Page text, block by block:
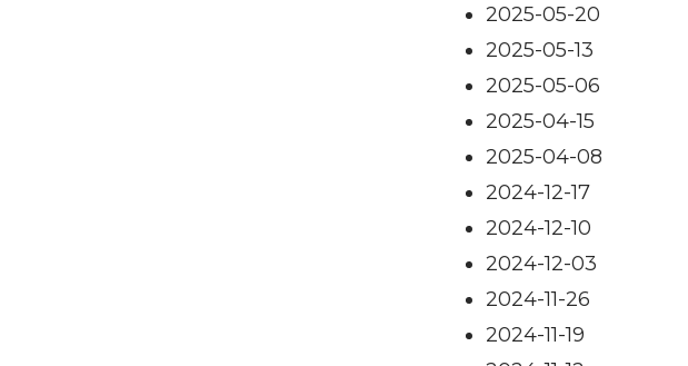
2025-05-20
2025-05-13
2025-05-06
2025-04-15
2025-04-08
2024-12-17
2024-12-10
2024-12-03
2024-11-26
2024-11-19